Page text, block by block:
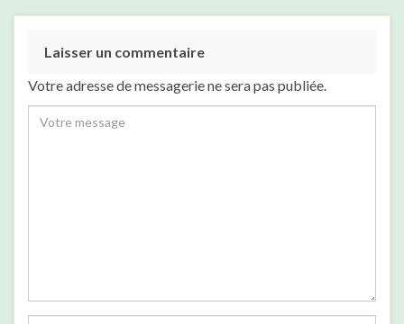
Laisser un commentaire
Votre adresse de messagerie ne sera pas publiée.